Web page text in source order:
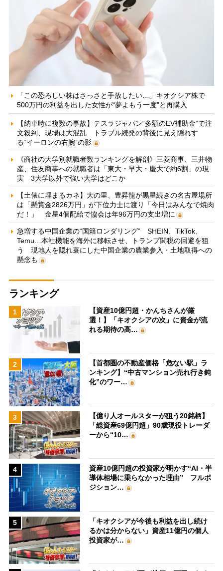
「この恐ろしい株はさっさと手放したい…」キオクシア株で
500万円の利益を出した女性が“夢よもう一度”と再購入
【納車時に複数の事故】テスラジャパン“多額のEV補助金”で注
文殺到、現場は大混乱 トラブル続発の背後に見え隠れす
る“イーロンの右腕”の影
《商社の大学別就職者数ランキングを解剖》三菱商事、三井物
産、住友商事への就職者は「東大・早大・慶大で約6割」の現
実 3大学以外で強い大学はどこか
【土俵に埋まるカネ】大の里、豊昇龍が黒星続きの名古屋場所
は「懸賞金2826万円」が下位力士に渡り「今日はみんなで焼肉
だ！」 金星4個配給で協会は年96万円の支出増に
急増する中国企業の“国籍ロンダリング” SHEIN、TikTok、
Temu…本社機能を海外に移転させ、トランプ関税の回避を狙
う 現地人を隠れ蓑にした中国企業の農業参入・土地取得への
懸念も
ランキング
1
【資産10億円超・かんちさんが厳
選！】「キオクシアの次」に資金が流
れる期待の高…
2
【首都圏の不動産価格「危ない駅」ラ
ンキング】“中古マンション売れ行き鈍
化”のワー…
3
【億り人オールスターが狙う20銘柄】
「総資産69億円超」90歳現役トレーダ
ーから“10…
4
資産10億円超の投資家が明かす“AI・半
導体相場に乗らなかった理由” フルポ
ジション…
5
「キオクシアが今後も利益を出し続け
るかは分からない」資産11億円の個人
投資家が…